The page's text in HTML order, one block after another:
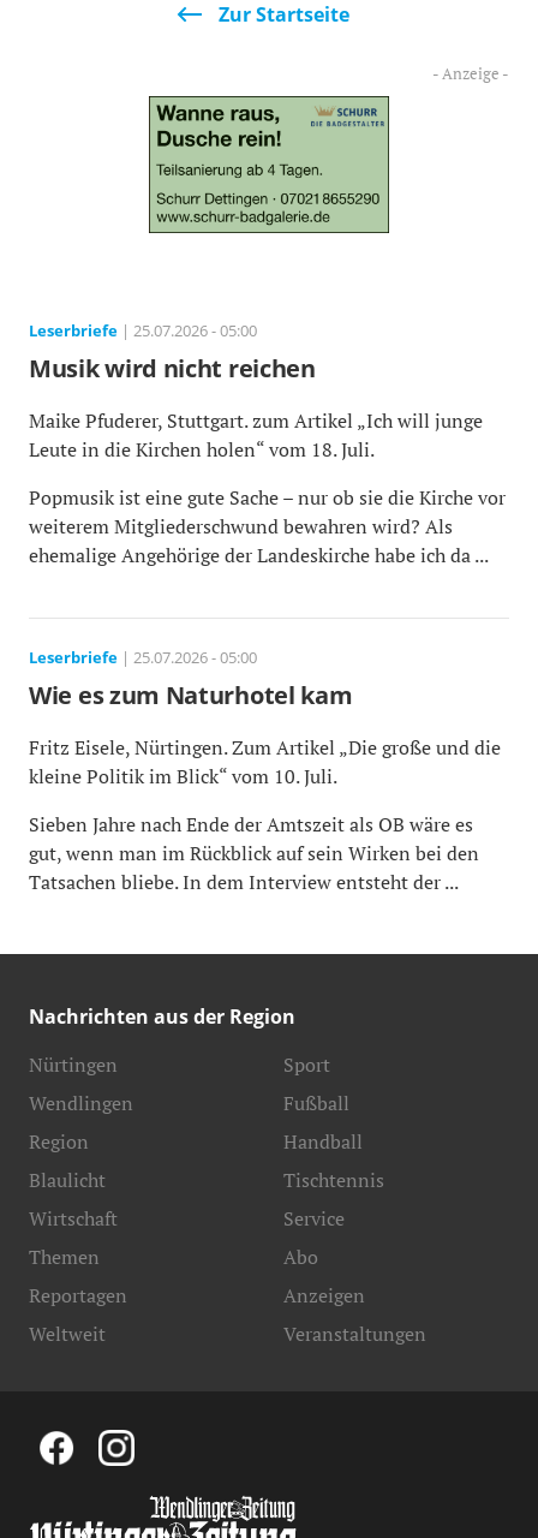
Zur Startseite
Leserbriefe | 25.07.2026 - 05:00
Musik wird nicht reichen
Maike Pfuderer, Stuttgart. zum Artikel „Ich will junge
Leute in die Kirchen holen“ vom 18. Juli.
Popmusik ist eine gute Sache – nur ob sie die Kirche vor
weiterem Mitgliederschwund bewahren wird? Als
ehemalige Angehörige der Landeskirche habe ich da ...
Leserbriefe | 25.07.2026 - 05:00
Wie es zum Naturhotel kam
Fritz Eisele, Nürtingen. Zum Artikel „Die große und die
kleine Politik im Blick“ vom 10. Juli.
Sieben Jahre nach Ende der Amtszeit als OB wäre es
gut, wenn man im Rückblick auf sein Wirken bei den
Tatsachen bliebe. In dem Interview entsteht der ...
Nachrichten aus der Region
Nürtingen
Wendlingen
Region
Blaulicht
Sport
Fußball
Handball
Tischtennis
Wirtschaft
Themen
Reportagen
Weltweit
Service
Abo
Anzeigen
Veranstaltungen